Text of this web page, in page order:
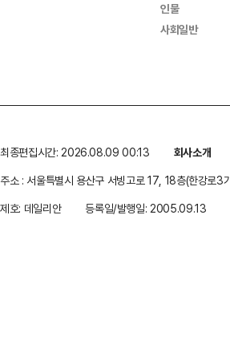
인물
사회일반
최종편집시간: 2026.08.09 00:13 회사소개
주소 : 서울특별시 용산구 서빙고로 17, 18층(한강로3
제호: 데일리안
등록일/발행일: 2005.09.13